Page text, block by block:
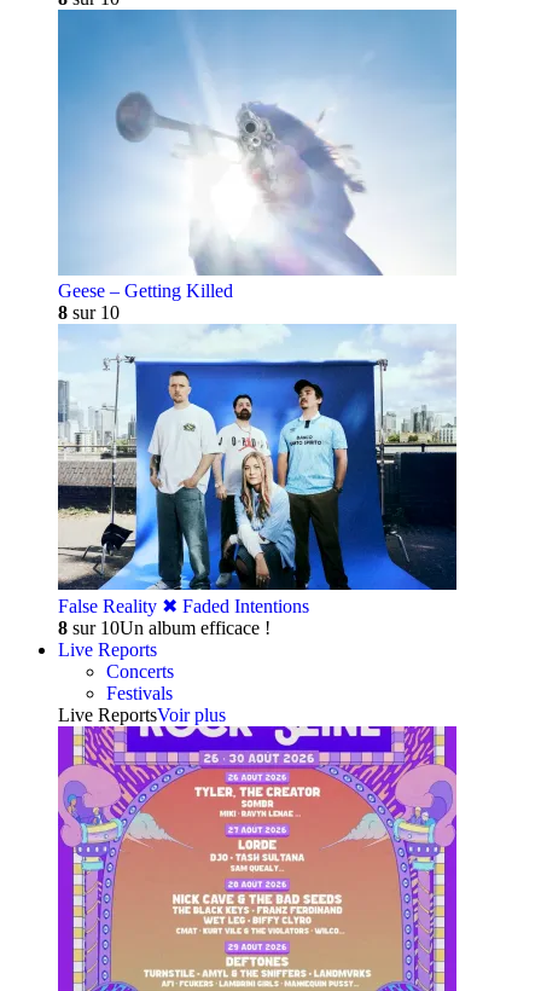
Geese – Getting Killed
8 sur 10
False Reality ✖︎ Faded Intentions
8 sur 10Un album efficace !
Live Reports
Concerts
Festivals
Live ReportsVoir plus